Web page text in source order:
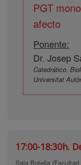
PGT
afecto
Ponente:
Dr. Josep
Catedrático.
Universitat
17:00-18:30h.
Sala Botella